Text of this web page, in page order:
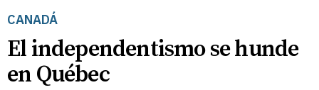
CANADÁ
El independentismo se hunde
en Québec